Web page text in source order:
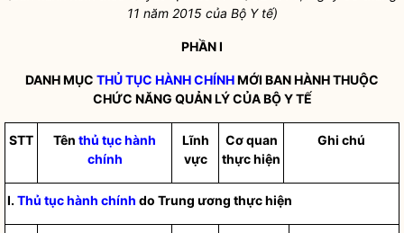
11 năm 2015 của Bộ Y tế)
PHẦN I
DANH MỤC THỦ TỤC HÀNH CHÍNHMỚI BAN HÀNH THUỘC
CHỨC NĂNG QUẢN LÝ CỦA BỘ Y TẾ
STT Tên thủ tục hành
chính
Lĩnh
vực
Cơ quan
thực hiện
Ghi chú
I.Thủ tục hành chính do Trung ương thực hiện